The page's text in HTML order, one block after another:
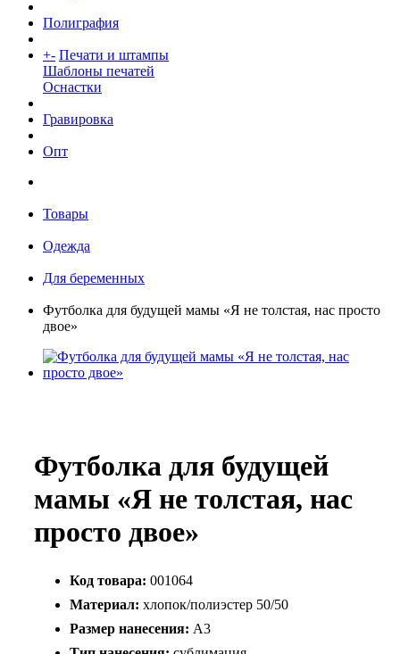
Полиграфия
+- Печати и штампы
Шаблоны печатей
Оснастки
Гравировка
Опт
Товары
Одежда
Для беременных
Футболка для будущей мамы «Я не толстая, нас просто
двое»
Футболка для будущей
мамы «Я не толстая, нас
просто двое»
Код товара: 001064
Материал: хлопок/полиэстер 50/50
Размер нанесения: А3